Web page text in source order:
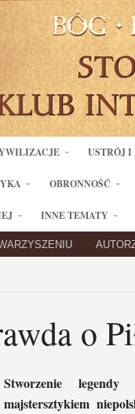
USTRÓJ I
OBRONNOŚĆ
INNE TEMATY
o
Stworzenie
majstersztykiem